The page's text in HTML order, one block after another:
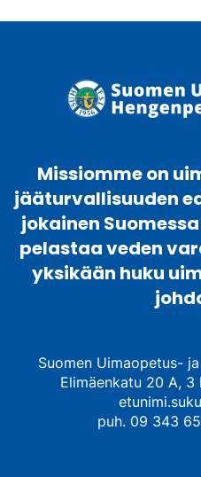
Missiomme on
jääturvallisuuden
jokainen
pelastaa veden
yksikään huku
Suomen Uimaopetus-
Elimäenkatu 20 A, 3
puh. 09 343